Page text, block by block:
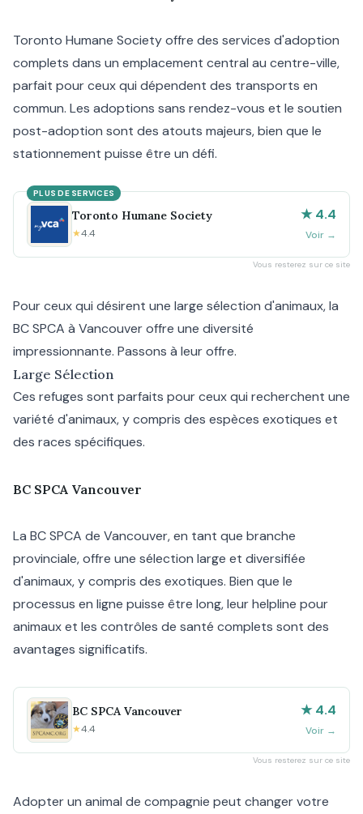
Toronto Humane Society offre des services d'adoption
complets dans un emplacement central au centre-ville,
parfait pour ceux qui dépendent des transports en
commun. Les adoptions sans rendez-vous et le soutien
post-adoption sont des atouts majeurs, bien que le
stationnement puisse être un défi.
PLUS DE SERVICES
Toronto Humane Society
★4.4
★ 4.4
Voir →
Vous resterez sur ce site
Pour ceux qui désirent une large sélection d'animaux, la
BC SPCA à Vancouver offre une diversité
impressionnante. Passons à leur offre.
Large Sélection
Ces refuges sont parfaits pour ceux qui recherchent une
variété d'animaux, y compris des espèces exotiques et
des races spécifiques.
BC SPCA Vancouver
La BC SPCA de Vancouver, en tant que branche
provinciale, offre une sélection large et diversifiée
d'animaux, y compris des exotiques. Bien que le
processus en ligne puisse être long, leur helpline pour
animaux et les contrôles de santé complets sont des
avantages significatifs.
BC SPCA Vancouver
★4.4
★ 4.4
Voir →
Vous resterez sur ce site
Adopter un animal de compagnie peut changer votre